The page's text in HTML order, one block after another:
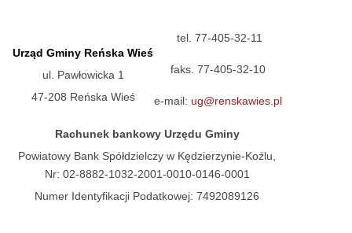
Urząd Gminy Reńska Wieś
ul. Pawłowicka 1
47-208 Reńska Wieś
tel. 77-405-32-11
faks. 77-405-32-10
e-mail: ug@renskawies.pl
Rachunek bankowy Urzędu Gminy
Powiatowy Bank Spółdzielczy w Kędzierzynie-Koźlu,
Nr: 02-8882-1032-2001-0010-0146-0001
Numer Identyfikacji Podatkowej: 7492089126